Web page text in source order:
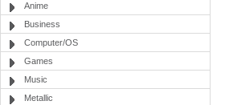
Anime
Business
Computer/OS
Games
Music
Metallic